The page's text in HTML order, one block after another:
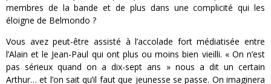
membres de la bande et de plus dans une complicité qui les
éloigne de Belmondo ?
Vous avez peut-être assisté à l’accolade fort médiatisée entre
l’Alain et le Jean-Paul qui ont plus ou moins bien vieilli. « On n’est
pas sérieux quand on a dix-sept ans » nous a dit un certain
Arthur… et l’on sait qu’il faut que jeunesse se passe. On imaginera